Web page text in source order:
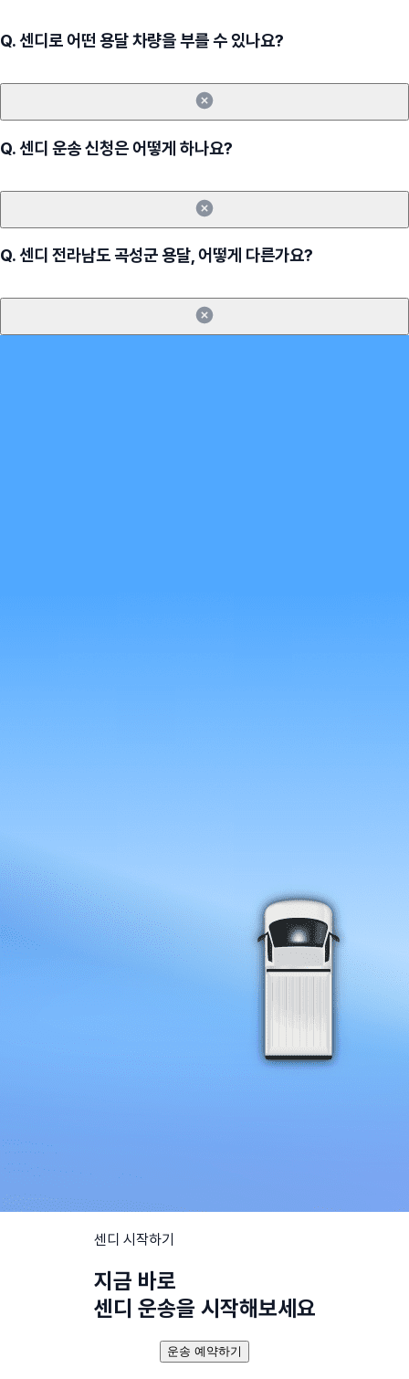
Q.센디로 어떤 용달 차량을 부를 수 있나요?
Q.센디 운송 신청은 어떻게 하나요?
Q.센디 전라남도 곡성군 용달, 어떻게 다른가요?
센디 시작하기
지금 바로
센디 운송을 시작해보세요
운송 예약하기